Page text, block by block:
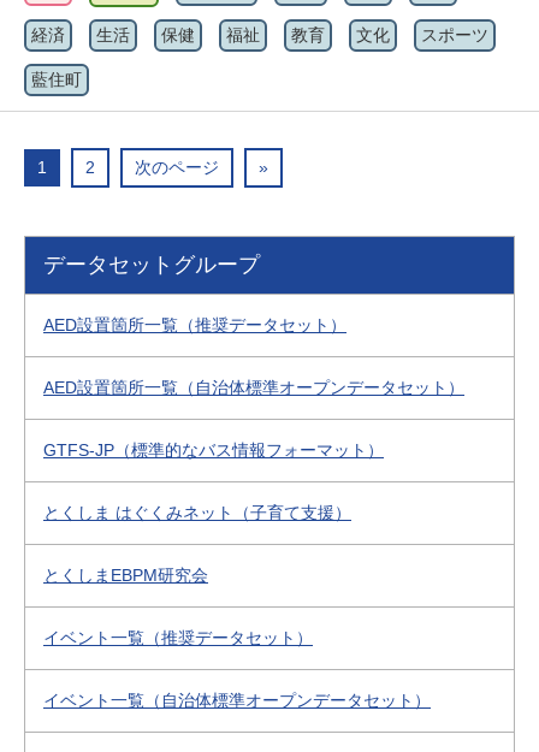
経済 生活 保健 福祉 教育 文化 スポーツ
藍住町
1 2 次のページ »
データセットグループ
AED設置箇所一覧（推奨データセット）
AED設置箇所一覧（自治体標準オープンデータセット）
GTFS-JP（標準的なバス情報フォーマット）
とくしま はぐくみネット（子育て支援）
とくしまEBPM研究会
イベント一覧（推奨データセット）
イベント一覧（自治体標準オープンデータセット）